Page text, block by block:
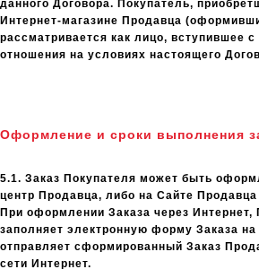
данного Договора. Покупатель,
Интернет-магазине Продавца
рассматривается как лицо, вступившее
отношения на условиях настоящего
Оформление и сроки выполнения
5.1. Заказ Покупателя может быть
центр Продавца, либо на Сайте Продавца
При оформлении Заказа через Интернет,
заполняет электронную форму Заказа на
отправляет сформированный Заказ
сети Интернет.